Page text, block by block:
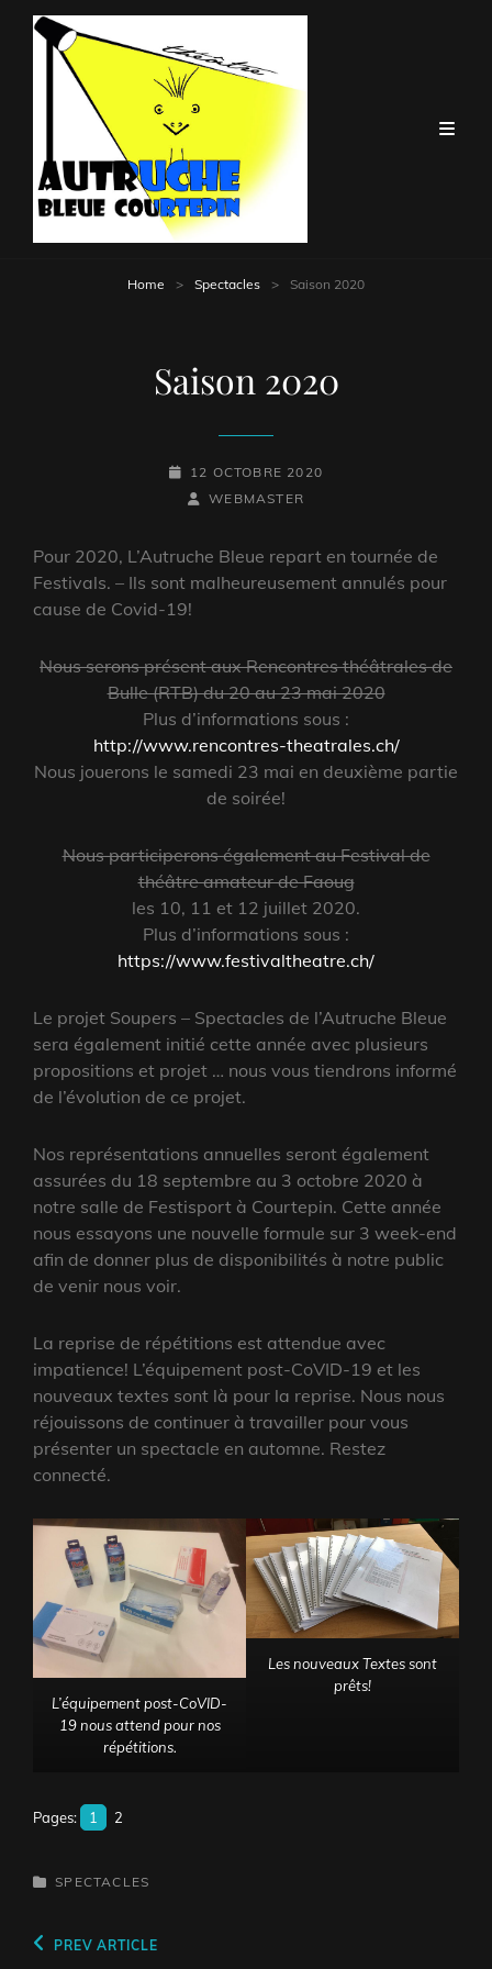
Home > Spectacles > Saison 2020
Saison 2020
POSTED-
ON
12 OCTOBRE 2020
BY
BYLINE
WEBMASTER
Pour 2020, L’Autruche Bleue repart en tournée de
Festivals. – Ils sont malheureusement annulés pour
cause de Covid-19!
Nous serons présent aux Rencontres théâtrales de
Bulle (RTB) du 20 au 23 mai 2020
Plus d’informations sous :
http://www.rencontres-theatrales.ch/
Nous jouerons le samedi 23 mai en deuxième partie
de soirée!
Nous participerons également au Festival de
théâtre amateur de Faoug
les 10, 11 et 12 juillet 2020.
Plus d’informations sous :
https://www.festivaltheatre.ch/
Le projet Soupers – Spectacles de l’Autruche Bleue
sera également initié cette année avec plusieurs
propositions et projet … nous vous tiendrons informé
de l’évolution de ce projet.
Nos représentations annuelles seront également
assurées du 18 septembre au 3 octobre 2020 à
notre salle de Festisport à Courtepin. Cette année
nous essayons une nouvelle formule sur 3 week-end
afin de donner plus de disponibilités à notre public
de venir nous voir.
La reprise de répétitions est attendue avec
impatience! L’équipement post-CoVID-19 et les
nouveaux textes sont là pour la reprise. Nous nous
réjouissons de continuer à travailler pour vous
présenter un spectacle en automne. Restez
connecté.
L’équipement post-CoVID-
19 nous attend pour nos
répétitions.
Les nouveaux Textes sont
prêts!
Pages: 1 2
CATEGORIES
SPECTACLES
Navigation
Previous
PREV ARTICLE